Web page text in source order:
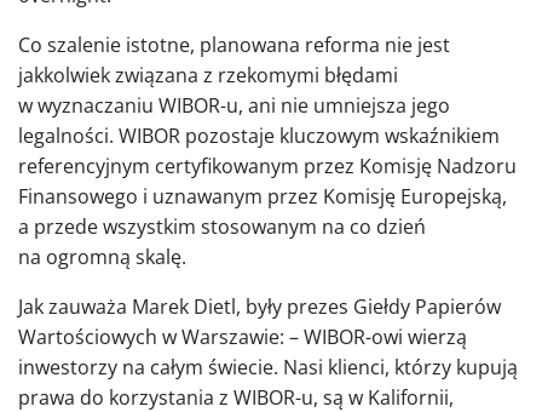
Co szalenie istotne, planowana reforma nie jest
jakkolwiek związana z rzekomymi błędami
w wyznaczaniu WIBOR-u, ani nie umniejsza jego
legalności. WIBOR pozostaje kluczowym wskaźnikiem
referencyjnym certyfikowanym przez Komisję Nadzoru
Finansowego i uznawanym przez Komisję Europejską,
a przede wszystkim stosowanym na co dzień
na ogromną skalę.
Jak zauważa Marek Dietl, były prezes Giełdy Papierów
Wartościowych w Warszawie: – WIBOR-owi wierzą
inwestorzy na całym świecie. Nasi klienci, którzy kupują
prawa do korzystania z WIBOR-u, są w Kalifornii,